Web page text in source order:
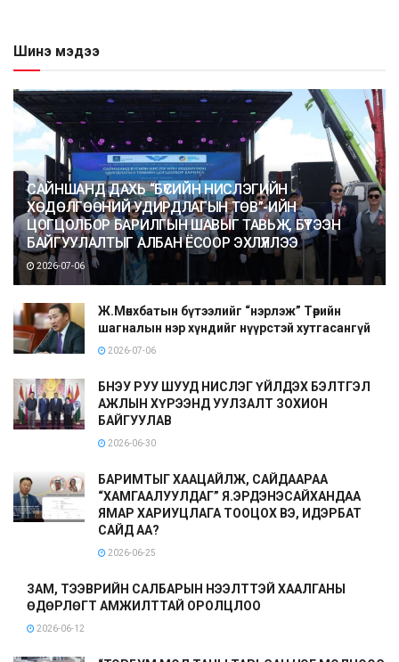
Шинэ мэдээ
САЙНШАНД ДАХЬ “БҮСИЙН НИСЛЭГИЙН
ХӨДӨЛГӨӨНИЙ УДИРДЛАГЫН ТӨВ”-ИЙН
ЦОГЦОЛБОР БАРИЛГЫН ШАВЫГ ТАВЬЖ, БҮТЭЭН
БАЙГУУЛАЛТЫГ АЛБАН ЁСООР ЭХЛҮҮЛЛЭЭ
2026-07-06
Ж.Мөнхбатын бүтээлийг “нэрлэж” Төрийн
шагналын нэр хүндийг нүүрстэй хутгасангүй
2026-07-06
БНЭУ РУУ ШУУД НИСЛЭГ ҮЙЛДЭХ БЭЛТГЭЛ
АЖЛЫН ХҮРЭЭНД УУЛЗАЛТ ЗОХИОН
БАЙГУУЛАВ
2026-06-30
БАРИМТЫГ ХААЦАЙЛЖ, САЙДААРАА
“ХАМГААЛУУЛДАГ” Я.ЭРДЭНЭСАЙХАНДАА
ЯМАР ХАРИУЦЛАГА ТООЦОХ ВЭ, ИДЭРБАТ
САЙД АА?
2026-06-25
ЗАМ, ТЭЭВРИЙН САЛБАРЫН НЭЭЛТТЭЙ ХААЛГАНЫ
ӨДӨРЛӨГТ АМЖИЛТТАЙ ОРОЛЦЛОО
2026-06-12